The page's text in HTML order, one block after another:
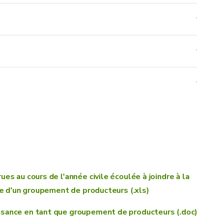
le secteur agricole
pour les groupements et organisations de
au cours de l'année civile écoulée à joindre à la
d'un groupement de producteurs (.xls)
en tant que groupement de producteurs (.doc)